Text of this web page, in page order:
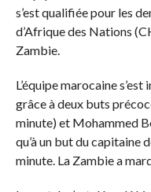
s’est qualifiée pour les
d’Afrique des Nations
Zambie.
L’équipe marocaine
grâce à deux buts
minute) et Mohammed
qu’à un but du capitaine
minute. La Zambie a